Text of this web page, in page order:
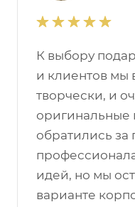
К выбору
и клиентов мы
творчески, и
оригинальные
обратились
идей, но мы
варианте